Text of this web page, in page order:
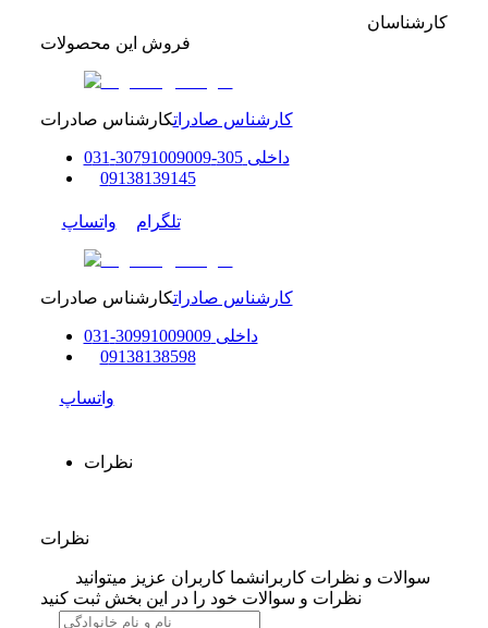
کارشناسان
فروش این محصولات
کارشناس صادراتکارشناس صادرات
داخلی305-307
91009009
-
031
09138139145
تلگرام واتساپ
کارشناس صادراتکارشناس صادرات
داخلی 30991009009
-
031
09138138598
واتساپ
نظرات
نظرات
سوالات و نظرات کاربرانشما کاربران عزیز میتوانید
نظرات و سوالات خود را در این بخش ثبت کنید